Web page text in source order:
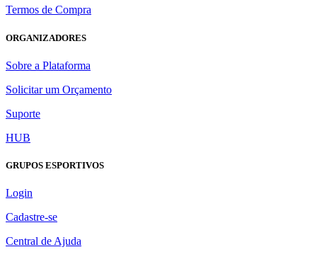
Termos de Compra
ORGANIZADORES
Sobre a Plataforma
Solicitar um Orçamento
Suporte
HUB
GRUPOS ESPORTIVOS
Login
Cadastre-se
Central de Ajuda